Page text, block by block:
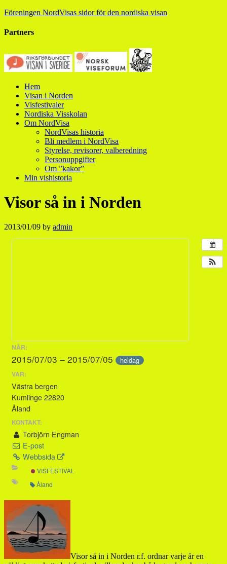
Föreningen NordVisas sidor för den nordiska visan
Partners
Hem
Visan i Norden
Visfestivaler
Nordiska Visskolan
Om NordVisa
NordVisas historia
Bli medlem i NordVisa
Styrelse, revisorer, valberedning
Personuppgifter
Om ”kakor”
Min vishistoria
Visor så in i Norden
2013/01/09 by admin
NÄR:
2015/07/03 – 2015/07/05 heldag
VAR:
Västra bergen
Kumlinge 22820
Åland
KONTAKT:
Torbjörn Engman
E-post
Webbsida
VISFESTIVAL
Åland
Visor så in i Norden r.f. ordnar varje år en